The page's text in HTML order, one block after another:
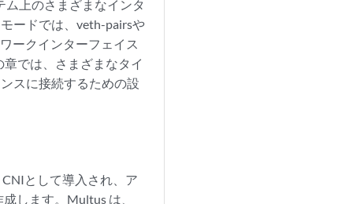
上のさまざまなインタ
ードでは、veth-pairsや
ークインターフェイス
では、さまざまなタイ
スに接続するための設
として導入され、ア
します。Multus は、